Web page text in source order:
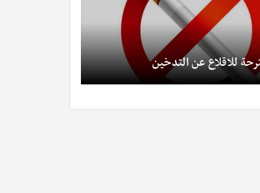
للاقلاع عن التدخين